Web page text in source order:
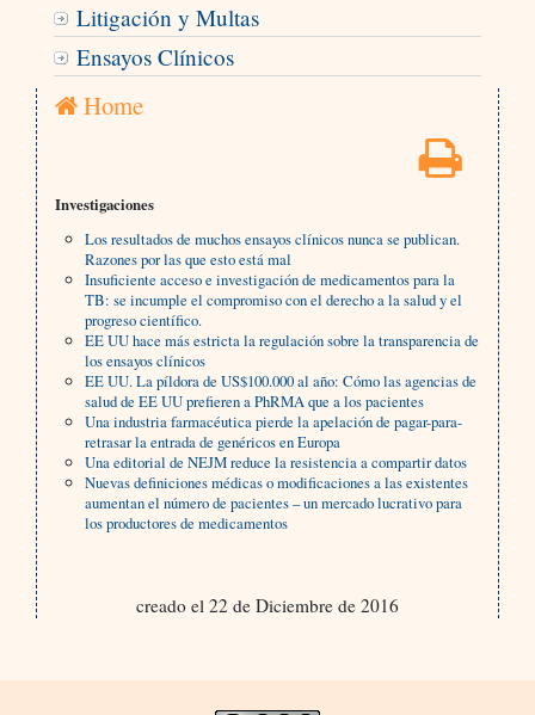
Litigación y Multas
Ensayos Clínicos
Home
Investigaciones
Los resultados de muchos ensayos clínicos nunca se publican.
Razones por las que esto está mal
Insuficiente acceso e investigación de medicamentos para la
TB: se incumple el compromiso con el derecho a la salud y el
progreso científico.
EE UU hace más estricta la regulación sobre la transparencia de
los ensayos clínicos
EE UU. La píldora de US$100.000 al año: Cómo las agencias de
salud de EE UU prefieren a PhRMA que a los pacientes
Una industria farmacéutica pierde la apelación de pagar-para-
retrasar la entrada de genéricos en Europa
Una editorial de NEJM reduce la resistencia a compartir datos
Nuevas definiciones médicas o modificaciones a las existentes
aumentan el número de pacientes – un mercado lucrativo para
los productores de medicamentos
creado el 22 de Diciembre de 2016